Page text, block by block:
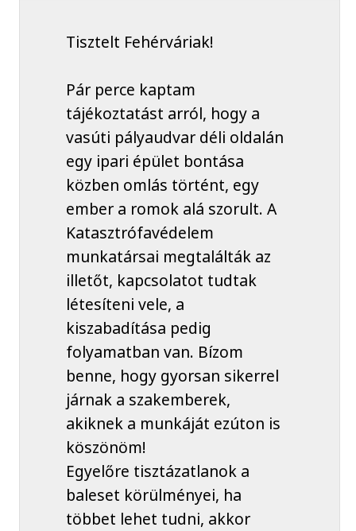
Tisztelt Fehérváriak!
Pár perce kaptam
tájékoztatást arról, hogy a
vasúti pályaudvar déli oldalán
egy ipari épület bontása
közben omlás történt, egy
ember a romok alá szorult. A
Katasztrófavédelem
munkatársai megtalálták az
illetőt, kapcsolatot tudtak
létesíteni vele, a
kiszabadítása pedig
folyamatban van. Bízom
benne, hogy gyorsan sikerrel
járnak a szakemberek,
akiknek a munkáját ezúton is
köszönöm!
Egyelőre tisztázatlanok a
baleset körülményei, ha
többet lehet tudni, akkor